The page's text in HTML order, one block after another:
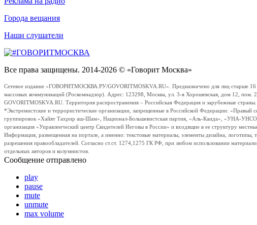
Города вещания
Наши слушатели
Все права защищены. 2014-2026 © «Говорит Москва»
Сетевое издание «ГОВОРИТМОСКВА.РУ/GOVORITMOSKVA.RU». Предназначено для лиц старше 16
массовых коммуникаций (Роскомнадзор). Адрес: 123298, Москва, ул. 3-я Хорошевская, дом 12,
GOVORITMOSKVA.RU. Территория распространения – Российская Федерация и зарубежные
*Экстремистские и террористические организации, запрещенные в Российской Федерации:
группировок «Хайят Тахрир аш-Шам», Национал-Большевистская партия, «Аль-Каида», «УНА-
организация «Управленческий центр Свидетелей Иеговы в России» и входящие в ее структуру
Информация, размещенная на портале, а именно: текстовые материалы, элементы дизайна,
разрешения правообладателей. Согласно ст.ст. 1274,1275 ГК РФ, при любом использовании
отдельных авторов и колумнистов.
Сообщение отправлено
play
pause
mute
unmute
max volume